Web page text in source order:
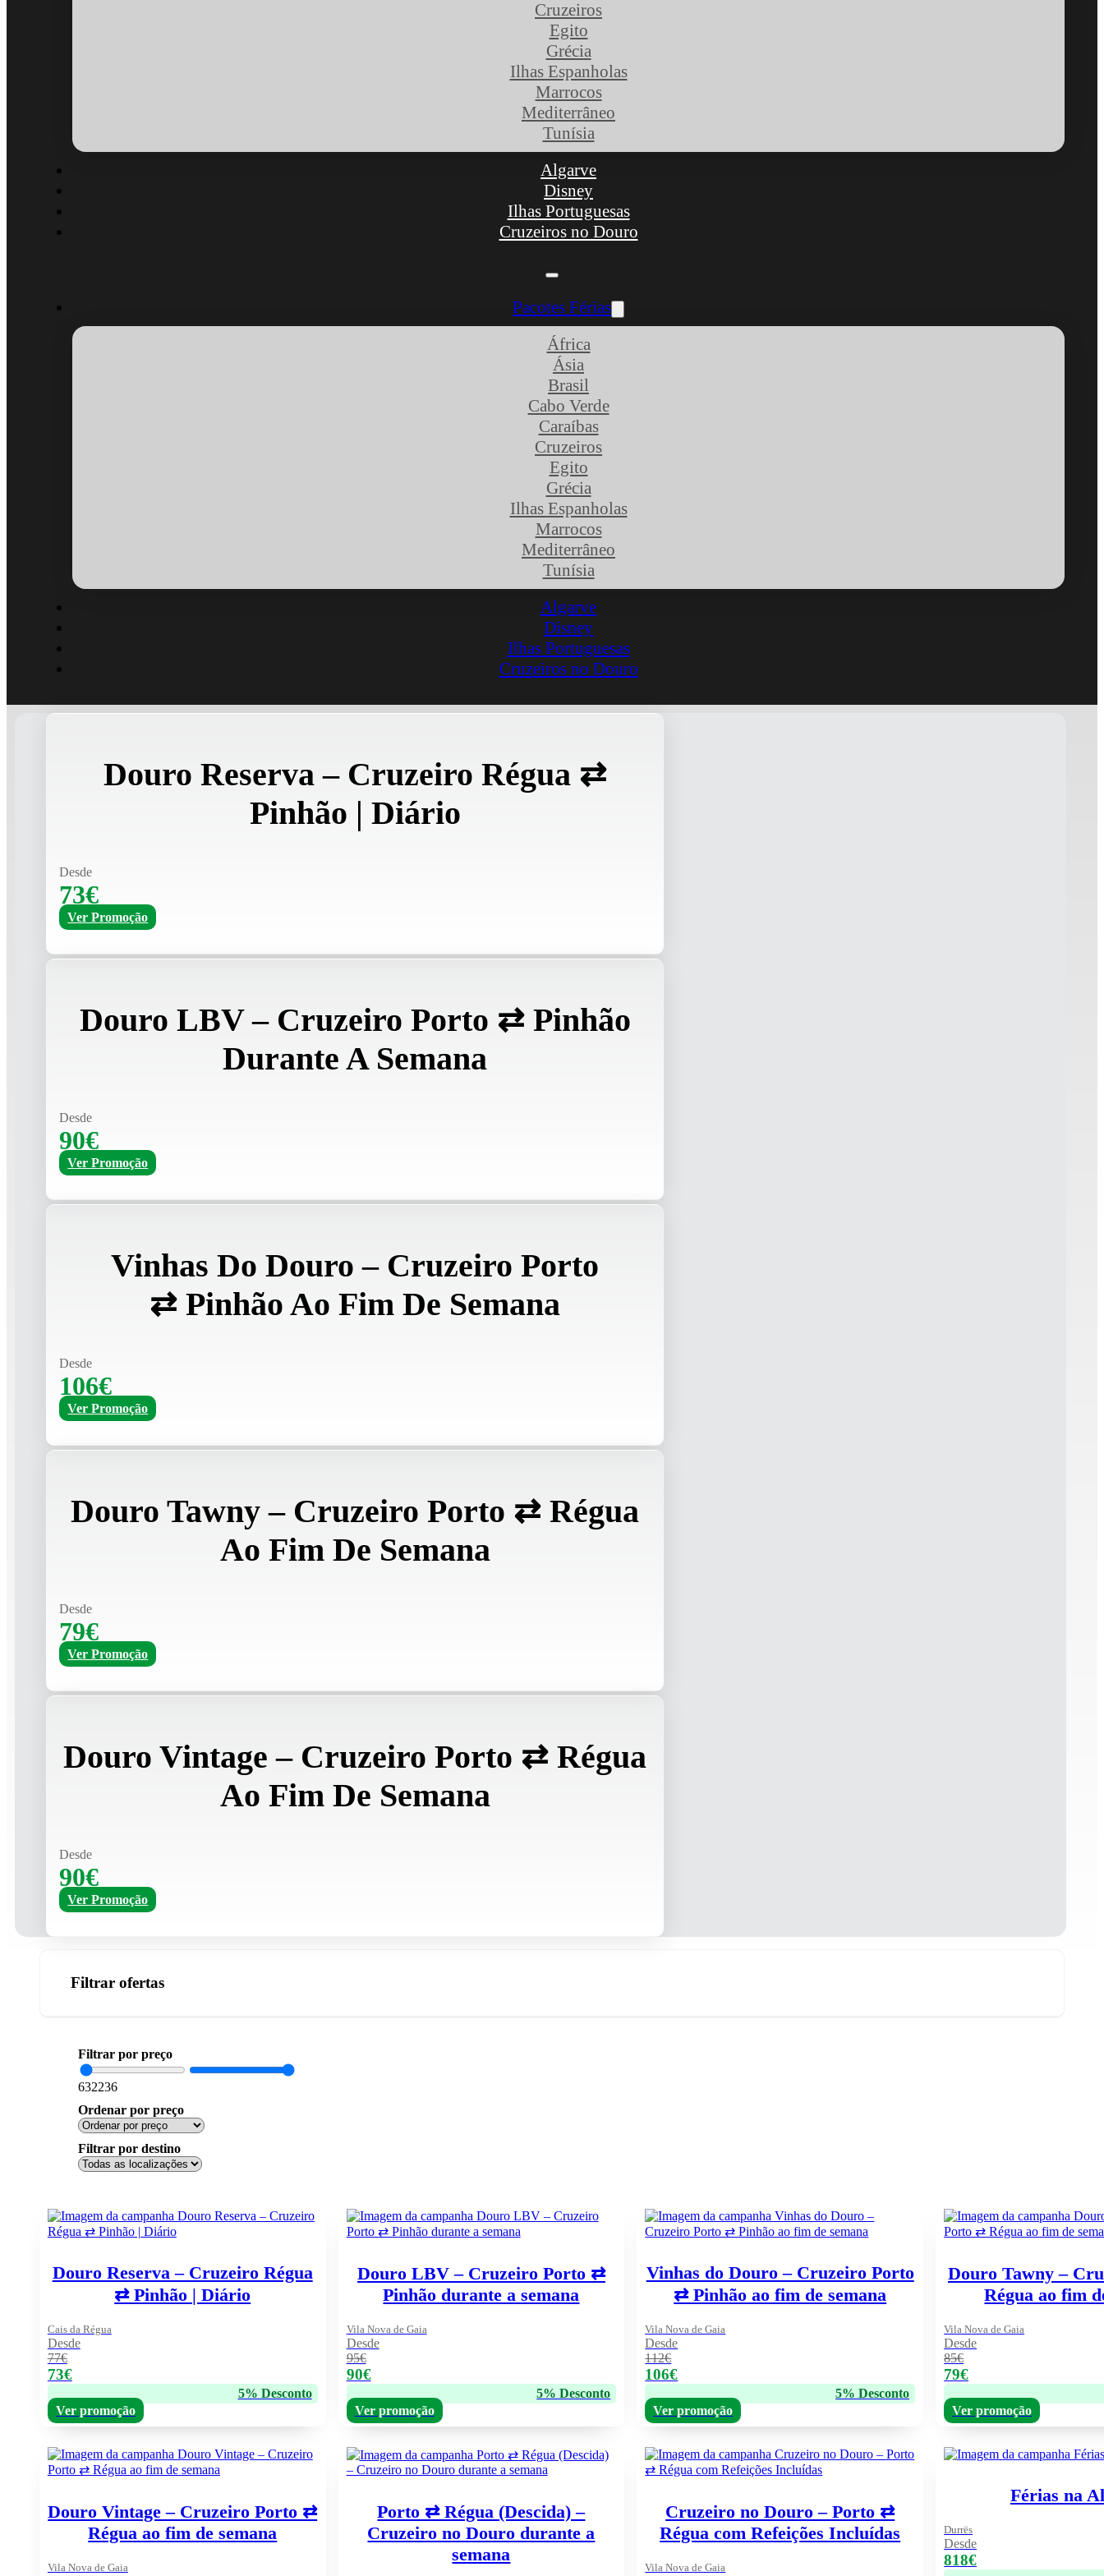
Cruzeiros
Egito
Grécia
Ilhas Espanholas
Marrocos
Mediterrâneo
Tunísia
Algarve
Disney
Ilhas Portuguesas
Cruzeiros no Douro
Pacotes Férias
África
Ásia
Brasil
Cabo Verde
Caraíbas
Cruzeiros
Egito
Grécia
Ilhas Espanholas
Marrocos
Mediterrâneo
Tunísia
Algarve
Disney
Ilhas Portuguesas
Cruzeiros no Douro
Douro Reserva – Cruzeiro Régua ⇄
Pinhão | Diário
Desde
73€
Ver Promoção
Douro LBV – Cruzeiro Porto ⇄ Pinhão
Durante A Semana
Desde
90€
Ver Promoção
Vinhas Do Douro – Cruzeiro Porto
⇄ Pinhão Ao Fim De Semana
Desde
106€
Ver Promoção
Douro Tawny – Cruzeiro Porto ⇄ Régua
Ao Fim De Semana
Desde
79€
Ver Promoção
Douro Vintage – Cruzeiro Porto ⇄ Régua
Ao Fim De Semana
Desde
90€
Ver Promoção
Filtrar ofertas
Filtrar por preço
632236
Ordenar por preço
Filtrar por destino
Douro Reserva – Cruzeiro Régua
⇄ Pinhão | Diário
Cais da Régua
Desde
77€
73€
5% Desconto
Ver promoção
Douro LBV – Cruzeiro Porto ⇄
Pinhão durante a semana
Vila Nova de Gaia
Desde
95€
90€
5% Desconto
Ver promoção
Vinhas do Douro – Cruzeiro Porto
⇄ Pinhão ao fim de semana
Vila Nova de Gaia
Desde
112€
106€
5% Desconto
Ver promoção
Douro Tawny –
Régua ao fim
Vila Nova de Gaia
Desde
85€
79€
Ver promoção
Douro Vintage – Cruzeiro Porto ⇄
Régua ao fim de semana
Vila Nova de Gaia
Porto ⇄ Régua (Descida) –
Cruzeiro no Douro durante a
semana
Cruzeiro no Douro – Porto ⇄
Régua com Refeições Incluídas
Vila Nova de Gaia
Férias na
Durrës
Desde
818€